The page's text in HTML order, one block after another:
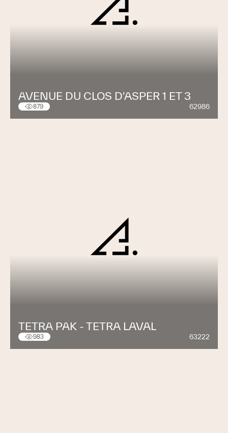
AVENUE DU CLOS D'ASPER 1 ET 3
879 62986
TETRA PAK - TETRA LAVAL
983 63222